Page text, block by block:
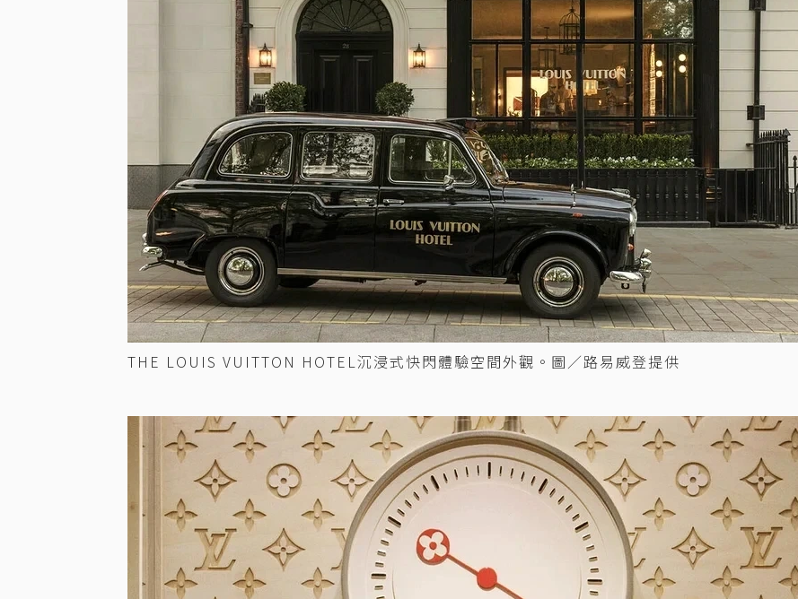
THE LOUIS VUITTON HOTEL沉浸式快閃體驗空間外觀。圖／路易威登提供